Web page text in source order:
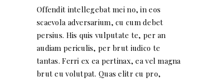
Offendit intellegebat mei no, in eos
scaevola adversarium, cu cum debet
persius. His quis vulputate te, per an
audiam periculis, per brut iudico te
tantas. Ferri ex ea pertinax, ea vel magna
brut eu volutpat. Quas elitr cu pro,